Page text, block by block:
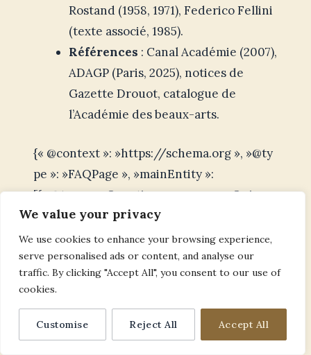
We value your privacy
We use cookies to enhance your browsing experience,
serve personalised ads or content, and analyse our
traffic. By clicking "Accept All", you consent to our use of
cookies.
Customise Reject All Accept All
Rostand (1958, 1971), Federico Fellini
(texte associé, 1985).
Références : Canal Académie (2007),
ADAGP (Paris, 2025), notices de
Gazette Drouot, catalogue de
l’Académie des beaux-arts.
{« @context »: »https://schema.org », »@ty
pe »: »FAQPage », »mainEntity »:
[{« @type »: »Question », »name »: »Qui
u00e9tait Pierre-Yves Tru00e9mois et
quelles techniques a-t-il
privilu00e9giu00e9es
? », »acceptedAnswer »:
Tru00e9mois (1921u20132020) est un
dessinateur et graveur franu00e7ais